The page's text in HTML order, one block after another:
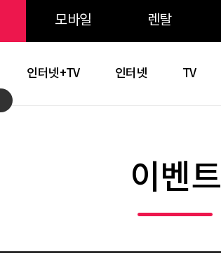
본문 바로가기
주메뉴 바로가기
약관 바로가기
모바일 렌탈
인터넷+TV 인터넷 TV
이벤트